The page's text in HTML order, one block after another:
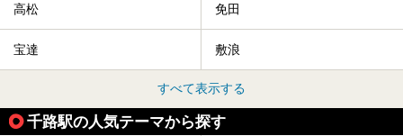
高松 免田
宝達 敷浪
すべて表示する
千路駅の人気テーマから探す